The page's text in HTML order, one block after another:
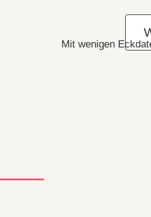
Mit wenigen